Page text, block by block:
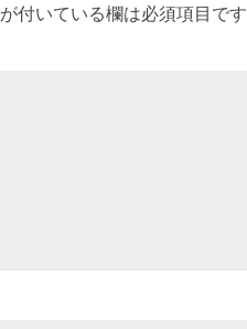
が付いている欄は必須項目です